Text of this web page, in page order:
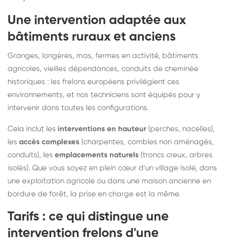
Une intervention adaptée aux
bâtiments ruraux et anciens
Granges, longères, mas, fermes en activité, bâtiments
agricoles, vieilles dépendances, conduits de cheminée
historiques : les frelons européens privilégient ces
environnements, et nos techniciens sont équipés pour y
intervenir dans toutes les configurations.
Cela inclut les interventions en hauteur (perches, nacelles),
les accès complexes (charpentes, combles non aménagés,
conduits), les emplacements naturels (troncs creux, arbres
isolés). Que vous soyez en plein cœur d'un village isolé, dans
une exploitation agricole ou dans une maison ancienne en
bordure de forêt, la prise en charge est la même.
Tarifs : ce qui distingue une
intervention frelons d'une